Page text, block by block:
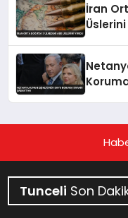
İran
Tunceli Son